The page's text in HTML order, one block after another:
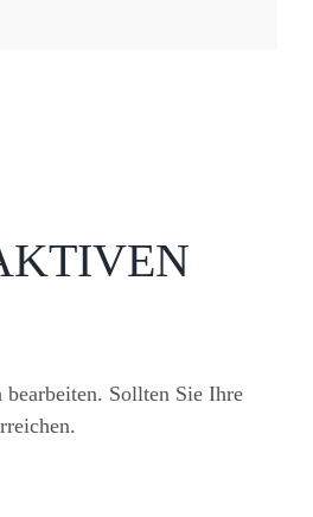
Sollten Sie Ihre